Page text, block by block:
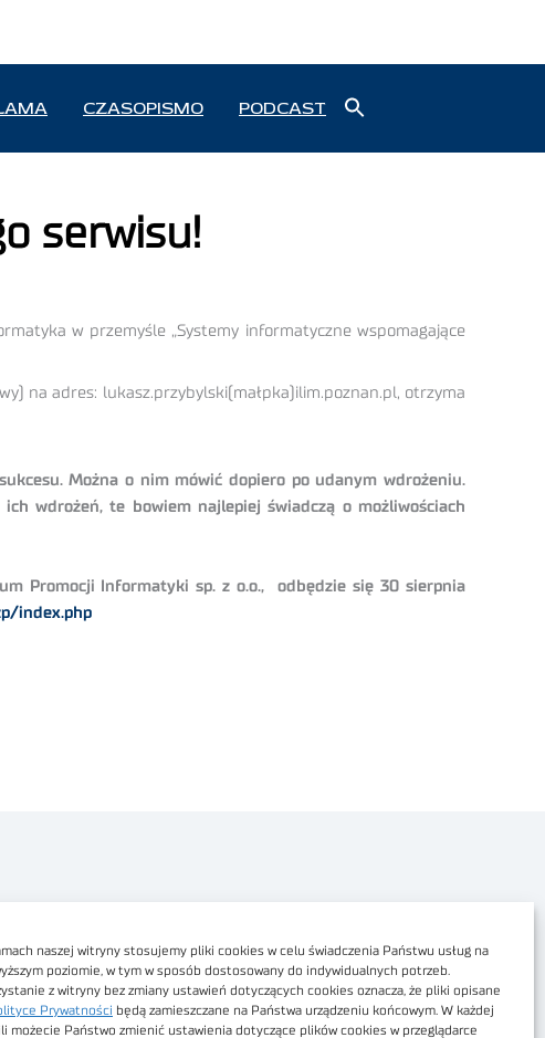
naszej witryny stosujemy pliki cookies w celu świadczenia Państwu usług na
poziomie, w tym w sposób dostosowany do indywidualnych potrzeb.
z witryny bez zmiany ustawień dotyczących cookies oznacza, że pliki opisane
Prywatności będą zamieszczane na Państwa urządzeniu końcowym. W każdej
możecie Państwo zmienić ustawienia dotyczące plików cookies w przeglądarce
CZASOPISMO PODCAST
serwisu!
w przemyśle „Systemy informatyczne wspomagające
na adres: lukasz.przybylski(małpka)ilim.poznan.pl, otrzyma
Można o nim mówić dopiero po udanym wdrożeniu.
wdrożeń, te bowiem najlepiej świadczą o możliwościach
Promocji Informatyki sp. z o.o., odbędzie się 30 sierpnia
index.php
Dostępność cyfrowa
Regulamin Portalu
Regulamin sklepu